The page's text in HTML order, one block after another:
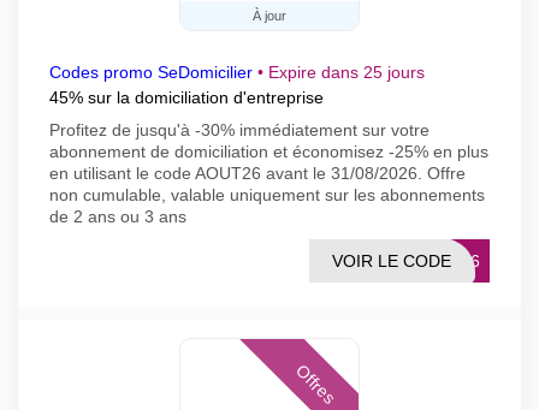
À jour
Codes promo SeDomicilier • Expire dans 25 jours
45% sur la domiciliation d'entreprise
Profitez de jusqu'à -30% immédiatement sur votre
abonnement de domiciliation et économisez -25% en plus
en utilisant le code AOUT26 avant le 31/08/2026. Offre
non cumulable, valable uniquement sur les abonnements
de 2 ans ou 3 ans
UT26
VOIR LE CODE
Offres